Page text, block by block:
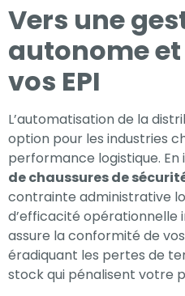
Vers une
autonome
vos EPI
L’automatisation de la
option pour les industries
performance logistique. En
de chaussures de
contrainte administrative
d’efficacité
assure la conformité de
éradiquant les pertes de
stock qui pénalisent votre